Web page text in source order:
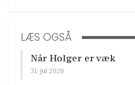
LÆS OGSÅ
Når Holger er væk
31. jul 2026